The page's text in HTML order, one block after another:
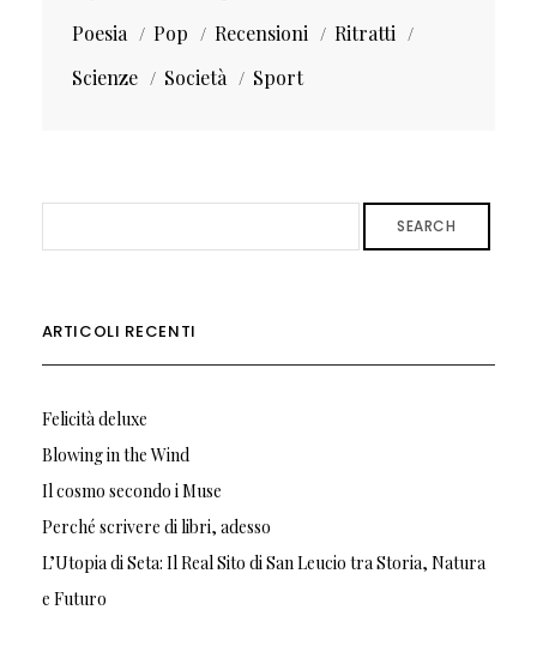
Poesia
Pop Recensioni
Ritratti
Scienze
Società Sport
SEARCH
ARTICOLI RECENTI
Felicità deluxe
Blowing in the Wind
Il cosmo secondo i Muse
Perché scrivere di libri, adesso
L’Utopia di Seta: Il Real Sito di San Leucio tra Storia, Natura
e Futuro